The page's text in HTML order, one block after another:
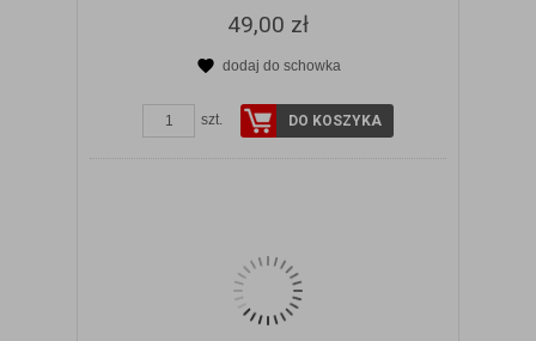
49,00 zł
dodaj do schowka
szt. DO KOSZYKA